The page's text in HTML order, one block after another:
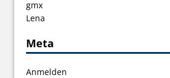
gmx
Lena
Meta
Anmelden